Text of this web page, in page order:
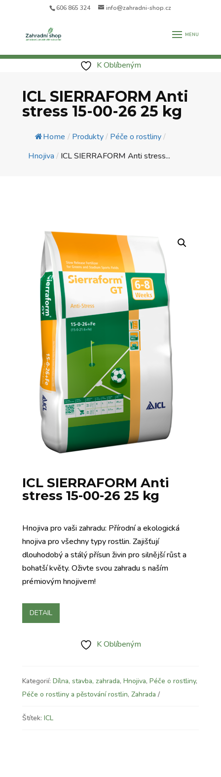
606 865 324 info@zahradni-shop.cz
K Oblíbeným
ICL SIERRAFORM Anti
stress 15-00-26 25 kg
Home / Produkty/ Péče o rostliny/
Hnojiva/ ICL SIERRAFORM Anti stress...
ICL SIERRAFORM Anti
stress 15-00-26 25 kg
Hnojiva pro vaši zahradu: Přírodní a ekologická
hnojiva pro všechny typy rostlin. Zajišťují
dlouhodobý a stálý přísun živin pro silnější růst a
bohatší květy. Oživte svou zahradu s naším
prémiovým hnojivem!
DETAIL
K Oblíbeným
Kategorií: Dílna, stavba, zahrada, Hnojiva, Péče o rostliny,
Péče o rostliny a pěstování rostlin, Zahrada
Štítek: ICL